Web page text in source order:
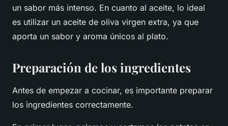
un sabor más intenso. En cuanto al aceite, lo ideal
es utilizar un aceite de oliva virgen extra, ya que
aporta un sabor y aroma únicos al plato.
Preparación de los ingredientes
Antes de empezar a cocinar, es importante preparar
los ingredientes correctamente.